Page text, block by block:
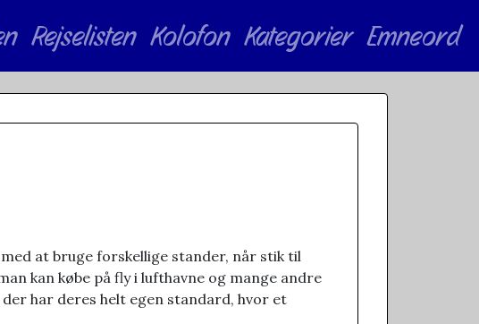
Rejselisten Kolofon Kategorier Emneord
at bruge forskellige stander, når stik til
kan købe på fly i lufthavne og mange andre
har deres helt egen standard, hvor et